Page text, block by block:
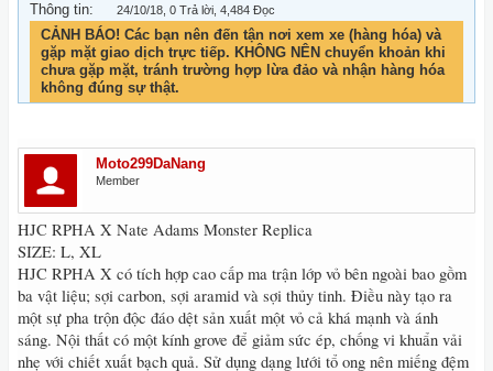
Thông tin: 24/10/18 , 0 Trả lời, 4,484 Đọc
CẢNH BÁO! Các bạn nên đến tận nơi xem xe (hàng hóa) và
gặp mặt giao dịch trực tiếp. KHÔNG NÊN chuyển khoản khi
chưa gặp mặt, tránh trường hợp lừa đảo và nhận hàng hóa
không đúng sự thật.
Moto299DaNang
Member
HJC RPHA X Nate Adams Monster Replica
SIZE: L, XL
HJC RPHA X có tích hợp cao cấp ma trận lớp vỏ bên ngoài bao gồm
ba vật liệu; sợi carbon, sợi aramid và sợi thủy tinh. Điều này tạo ra
một sự pha trộn độc đáo dệt sản xuất một vỏ cả khá mạnh và ánh
sáng. Nội thất có một kính grove để giảm sức ép, chống vi khuẩn vải
nhẹ với chiết xuất bạch quả. Sử dụng dạng lưới tổ ong nên miếng đệm